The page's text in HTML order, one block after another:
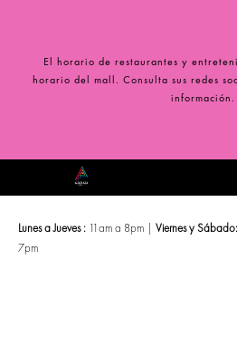
contenidoEl horario de restaurantes y
horario del mall. Consulta sus redes
información.
Lunes a Jueves :11am a 8pm | Viernes y Sábado:
7pm